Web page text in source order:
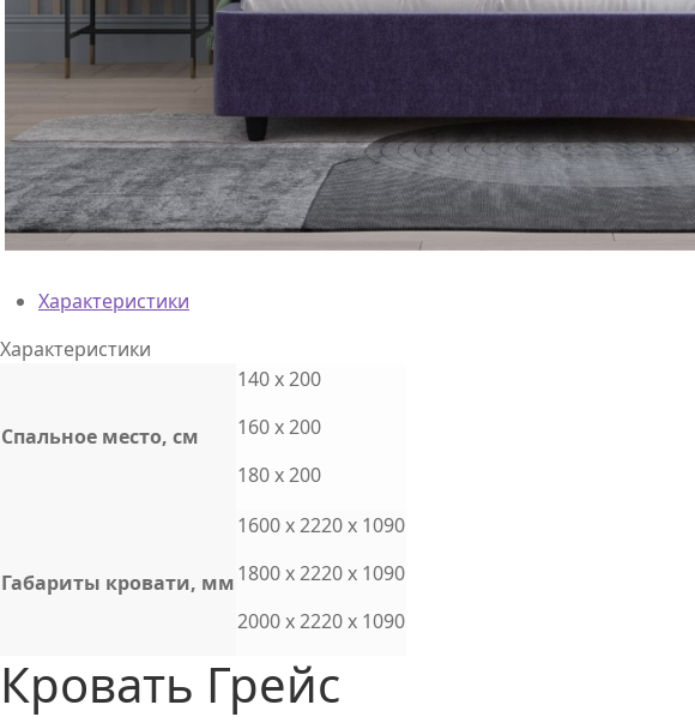
Характеристики
Характеристики
Cпальное место, см
140 x 200
160 x 200
180 x 200
Габариты кровати, мм
1600 x 2220 x 1090
1800 x 2220 x 1090
2000 x 2220 x 1090
Кровать Грейс